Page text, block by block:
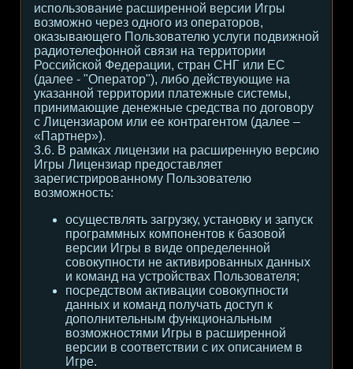
использование расширенной версии Игры
возможно через одного из операторов,
оказывающего Пользователю услуги подвижной
радиотелефонной связи на территории
Российской Федерации, стран СНГ или ЕС
(далее - "Оператор"), либо действующие на
указанной территории платежные системы,
принимающие денежные средства по договору
с Лицензиаром или ее контрагентом (далее –
«Партнер»).
3.6. В рамках лицензии на расширенную версию
Игры Лицензиар предоставляет
зарегистрированному Пользователю
возможность:
осуществлять загрузку, установку и запуск
программных компонентов к базовой
версии Игры в виде определенной
совокупности не активированных данных
и команд на устройствах Пользователя;
посредством активации совокупности
данных и команд получать доступ к
дополнительным функциональным
возможностями Игры в расширенной
версии в соответствии с их описанием в
Игре.